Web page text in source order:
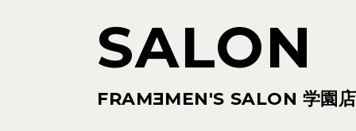
SALON
FRAMEMEN'S SALON 学園店